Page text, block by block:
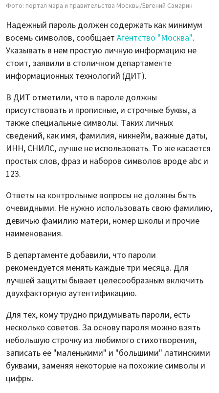
Фото: портал мэра и правительства Москвы/Евгений Самарин
Надежный пароль должен содержать как минимум
восемь символов, сообщает Агентство "Москва".
Указывать в нем простую личную информацию не
стоит, заявили в столичном департаменте
информационных технологий (ДИТ).
В ДИТ отметили, что в пароле должны
присутствовать и прописные, и строчные буквы, а
также специальные символы. Таких личных
сведений, как имя, фамилия, никнейм, важные даты,
ИНН, СНИЛС, лучше не использовать. То же касается
простых слов, фраз и наборов символов вроде abc и
123.
Ответы на контрольные вопросы не должны быть
очевидными. Не нужно использовать свою фамилию,
девичью фамилию матери, номер школы и прочие
наименования.
В департаменте добавили, что пароли
рекомендуется менять каждые три месяца. Для
лучшей защиты бывает целесообразным включить
двухфакторную аутентификацию.
Для тех, кому трудно придумывать пароли, есть
несколько советов. За основу пароля можно взять
небольшую строчку из любимого стихотворения,
записать ее "маленькими" и "большими" латинскими
буквами, заменяя некоторые на похожие символы и
цифры.